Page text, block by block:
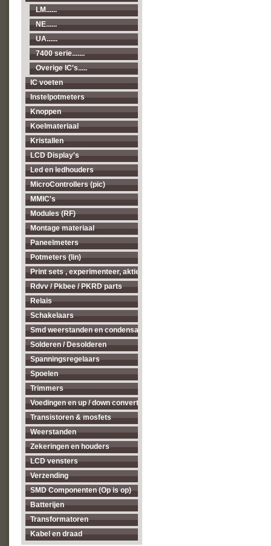
LM......
NE......
UA......
7400 serie.......
Overige IC's.....
IC voeten
Instelpotmeters
Knoppen
Koelmateriaal
Kristallen
LCD Display's
Led en ledhouders
MicroControllers (pic)
MMIC's
Modules (RF)
Montage materiaal
Paneelmeters
Potmeters (lin)
Print sets , experimenteer, aktieve antenne's enz...
Rdvv / Pkbee / PKRD parts
Relais
Schakelaars
Smd weerstanden en condensatoren
Solderen / Desolderen
Spanningsregelaars
Spoelen
Trimmers
Voedingen en up / down converters
Transistoren & mosfets
Weerstanden
Zekeringen en houders
LCD vensters
Verzending
SMD Componenten (Op is op)
Batterijen
Transformatoren
Kabel en draad